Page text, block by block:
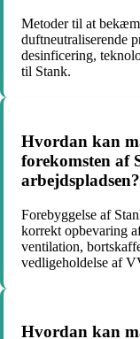
Metoder til at
duftneutraliserende
desinficering,
til Stank.
Hvordan kan
forekomsten af
arbejdspladsen?
Forebyggelse af
korrekt opbevaring
ventilation,
vedligeholdelse af
Hvordan kan